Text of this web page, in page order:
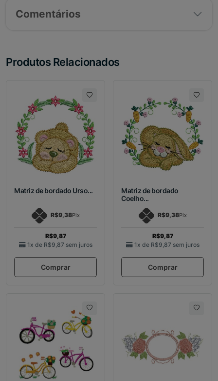
Comentários
Produtos Relacionados
Matriz de bordado Urso...
R$9,38Pix
R$9,87
1x de R$9,87 sem juros
Comprar
Matriz de bordado
Coelho...
R$9,38Pix
R$9,87
1x de R$9,87 sem juros
Comprar